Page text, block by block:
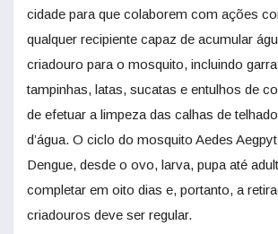
cidade para que colaborem com ações
qualquer recipiente capaz de acumular
criadouro para o mosquito, incluindo
tampinhas, latas, sucatas e entulhos de
de efetuar a limpeza das calhas de
d’água. O ciclo do mosquito Aedes
Dengue, desde o ovo, larva, pupa até
completar em oito dias e, portanto, a
criadouros deve ser regular.